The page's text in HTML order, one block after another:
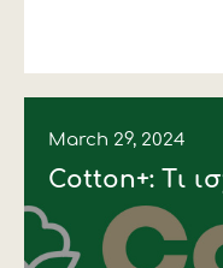
March 29, 2024
Cotton+: Τι